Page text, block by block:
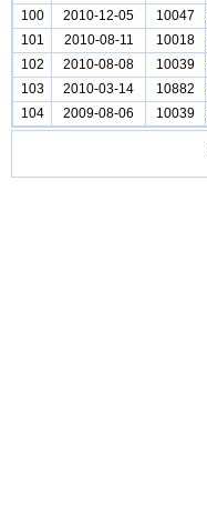
100
2010-12-05 10047
101
2010-08-11 10018
102
2010-08-08 10039
103
2010-03-14 10882
104
2009-08-06 10039